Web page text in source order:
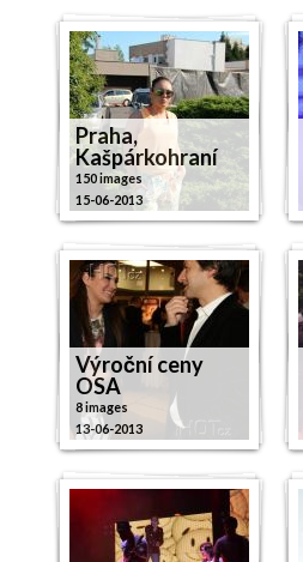
Praha,
Kašpárkohraní
150 images
15-06-2013
Výroční ceny
OSA
8 images
13-06-2013